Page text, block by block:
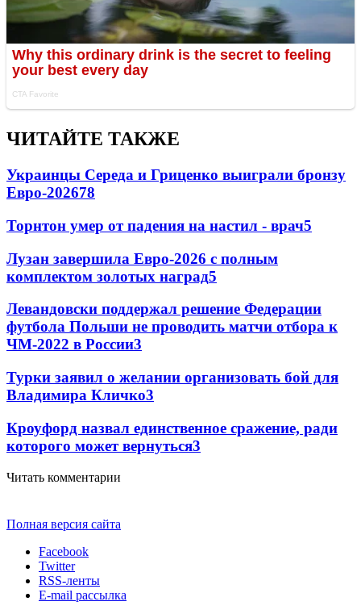
ЧИТАЙТЕ ТАКЖЕ
Украинцы Середа и Гриценко выиграли бронзу
Евро-202678
Торнтон умер от падения на настил - врач5
Лузан завершила Евро-2026 с полным
комплектом золотых наград5
Левандовски поддержал решение Федерации
футбола Польши не проводить матчи отбора к
ЧМ-2022 в России3
Турки заявил о желании организовать бой для
Владимира Кличко3
Кроуфорд назвал единственное сражение, ради
которого может вернуться3
Читать комментарии
Полная версия сайта
Facebook
Twitter
RSS-ленты
E-mail рассылка